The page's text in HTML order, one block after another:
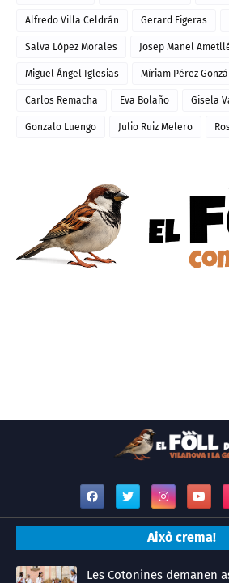
Alfredo Villa Celdrán Gerard Figeras
Salva López Morales Josep Manel
Miguel Ángel Iglesias Míriam Pérez
Carlos Remacha Eva Bolaño Gisela
Gonzalo Luengo Julio Ruiz Melero
Això crema!
Les Cotonines demanen